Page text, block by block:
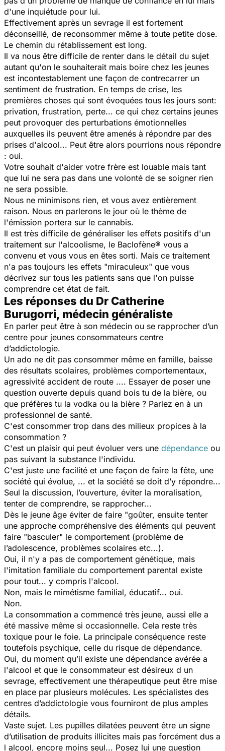
d'une inquiétude pour lui.
Effectivement après un sevrage il est fortement
déconseillé, de reconsommer même à toute petite dose.
Le chemin du rétablissement est long.
Il va nous être difficile de renter dans le détail du sujet
autant qu'on le souhaiterait mais boire chez les jeunes
est incontestablement une façon de contrecarrer un
sentiment de frustration. En temps de crise, les
premières choses qui sont évoquées tous les jours sont:
privation, frustration, perte... ce qui chez certains jeunes
peut provoquer des perturbations émotionnelles
auxquelles ils peuvent être amenés à répondre par des
prises d'alcool... Peut être alors pourrions nous répondre
: oui.
Votre souhait d'aider votre frère est louable mais tant
que lui ne sera pas dans une volonté de se soigner rien
ne sera possible.
Nous ne minimisons rien, et vous avez entièrement
raison. Nous en parlerons le jour où le thème de
l'émission portera sur le cannabis.
Il est très difficile de généraliser les effets positifs d'un
traitement sur l'alcoolisme, le Baclofène® vous a
convenu et vous vous en êtes sorti. Mais ce traitement
n'a pas toujours les effets "miraculeux" que vous
décrivez sur tous les patients sans que l'on puisse
comprendre cet état de fait.
Les réponses du Dr Catherine
Burugorri, médecin généraliste
En parler peut être à son médecin ou se rapprocher d’un
centre pour jeunes consommateurs centre
d’addictologie.
Un ado ne dit pas consommer même en famille, baisse
des résultats scolaires, problèmes comportementaux,
agressivité accident de route .... Essayer de poser une
question ouverte depuis quand bois tu de la bière, ou
que préfères tu la vodka ou la bière ? Parlez en à un
professionnel de santé.
C'est consommer trop dans des milieux propices à la
consommation ?
C'est un plaisir qui peut évoluer vers une dépendance ou
pas suivant la substance l'individu.
C'est juste une facilité et une façon de faire la fête, une
société qui évolue, ... et la société se doit d’y répondre...
Seul la discussion, l’ouverture, éviter la moralisation,
tenter de comprendre, se rapprocher...
Dès le jeune âge éviter de faire "goûter, ensuite tenter
une approche compréhensive des éléments qui peuvent
faire "basculer" le comportement (problème de
l’adolescence, problèmes scolaires etc...).
Oui, il n'y a pas de comportement génétique, mais
l'imitation familiale du comportement parental existe
pour tout... y compris l'alcool.
Non, mais le mimétisme familial, éducatif... oui.
Non.
La consommation a commencé très jeune, aussi elle a
été massive même si occasionnelle. Cela reste très
toxique pour le foie. La principale conséquence reste
toutefois psychique, celle du risque de dépendance.
Oui, du moment qu’il existe une dépendance avérée a
l'alcool et que le consommateur est désireux d un
sevrage, effectivement une thérapeutique peut être mise
en place par plusieurs molécules. Les spécialistes des
centres d’addictologie vous fourniront de plus amples
détails.
Vaste sujet. Les pupilles dilatées peuvent être un signe
d’utilisation de produits illicites mais pas forcément dus a
l alcool, encore moins seul... Posez lui une question